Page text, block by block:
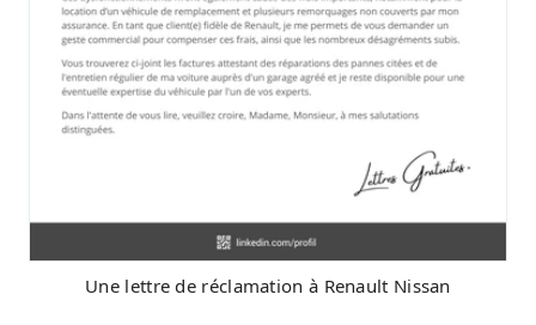
Une lettre de réclamation à Renault Nissan